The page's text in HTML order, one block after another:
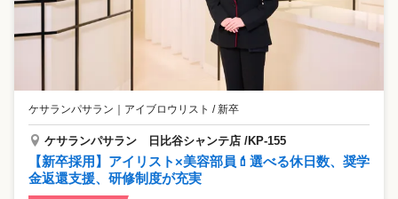
ケサランパサラン ｜ アイブロウリスト / 新卒
ケサランパサラン 日比谷シャンテ店 /KP-155
【新卒採用】アイリスト×美容部員💄選べる休日数、奨学
金返還支援、研修制度が充実